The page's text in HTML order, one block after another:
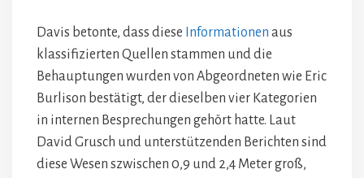
Davis betonte, dass diese Informationen aus
klassifizierten Quellen stammen und die
Behauptungen wurden von Abgeordneten wie Eric
Burlison bestätigt, der dieselben vier Kategorien
in internen Besprechungen gehört hatte. Laut
David Grusch und unterstützenden Berichten sind
diese Wesen szwischen 0,9 und 2,4 Meter groß,